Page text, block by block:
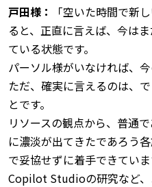
戸田様：
「空いた時間で新
ると、正直に言えば、今は
ている状態です。
パーソル様がいなければ、
ただ、確実に言えるのは、
とです。
リソースの観点から、普通
に濃淡が出てきたであろう
で妥協せずに着手できていま
Copilot Studioの研究など、